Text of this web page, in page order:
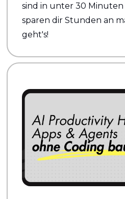
sind in unter 30
sparen dir Stunden an
geht's!